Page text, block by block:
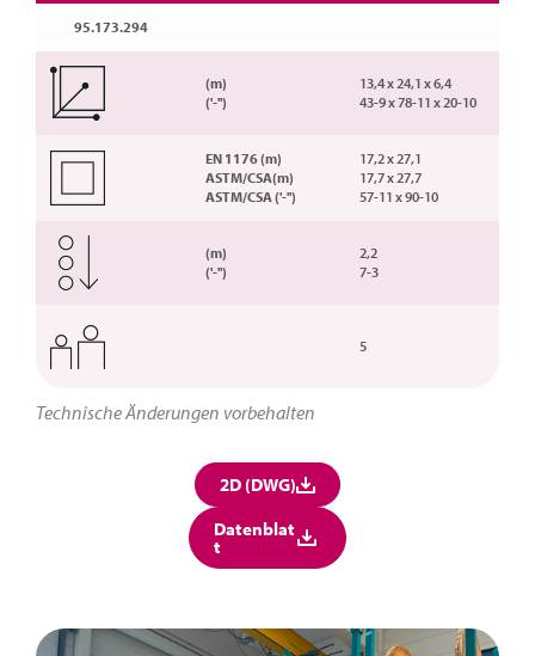
95.173.294
(m)
('-'')
13,4 x 24,1 x 6,4
43-9 x 78-11 x 20-10
EN 1176 (m)
ASTM/CSA(m)
ASTM/CSA ('-'')
17,2 x 27,1
17,7 x 27,7
57-11 x 90-10
(m)
('-'')
2,2
7-3
5
Technische Änderungen vorbehalten
2D (DWG)
Datenblat
t